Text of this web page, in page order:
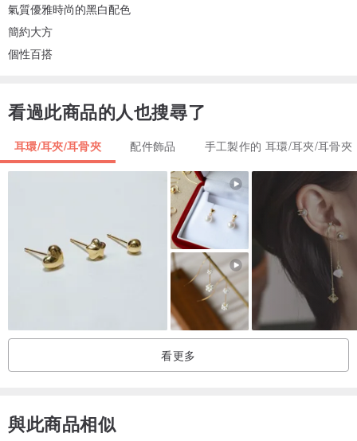
氣質優雅時尚的黑白配色
簡約大方
個性百搭
看過此商品的人也搜尋了
耳環/耳夾/耳骨夾 配件飾品 手工製作的 耳環/耳夾/耳骨夾
看更多
與此商品相似